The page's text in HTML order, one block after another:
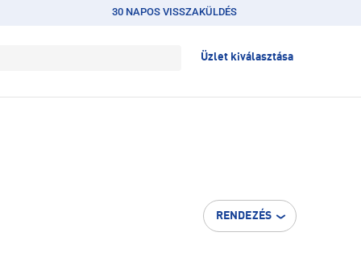
30 NAPOS VISSZAKÜLDÉS
Üzlet kiválasztása
RENDEZÉS